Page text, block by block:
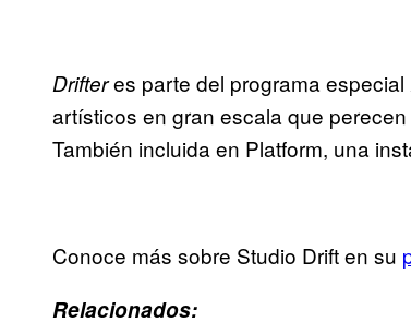
Drifteres parte del programa especial
artísticos en gran escala que
También incluida en Platform, una
Conoce más sobre Studio Drift en su
Relacionados: